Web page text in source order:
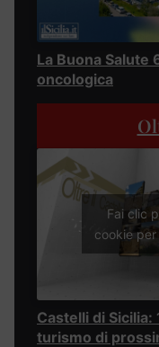
La Buona Salute
oncologica
Fai clic
cookie
Castelli di Sicilia:
turismo di